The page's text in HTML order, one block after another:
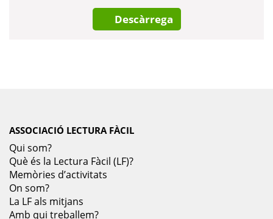
Descàrrega
ASSOCIACIÓ LECTURA FÀCIL
Qui som?
Què és la Lectura Fàcil (LF)?
Memòries d’activitats
On som?
La LF als mitjans
Amb qui treballem?